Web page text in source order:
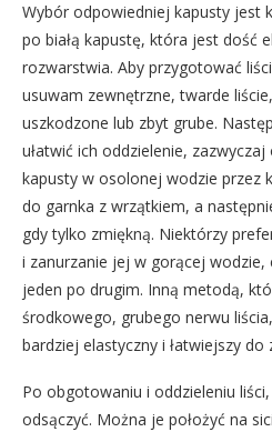
Wybór odpowiedniej kapusty jest
po białą kapustę, która jest dość
rozwarstwia. Aby przygotować
usuwam zewnętrzne, twarde
uszkodzone lub zbyt grube.
ułatwić ich oddzielenie,
kapusty w osolonej wodzie przez
do garnka z wrzątkiem, a
gdy tylko zmiękną. Niektórzy
i zanurzanie jej w gorącej wodzie,
jeden po drugim. Inną metodą,
środkowego, grubego nerwu
bardziej elastyczny i łatwiejszy do
Po obgotowaniu i oddzieleniu
odsączyć. Można je położyć na